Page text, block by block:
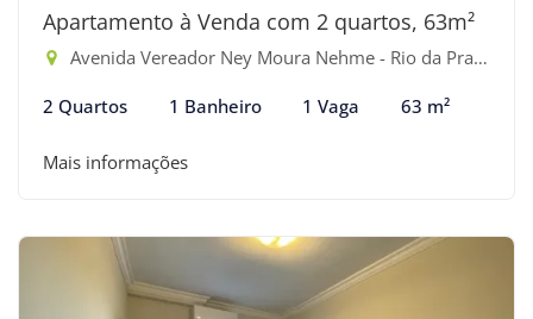
Apartamento à Venda com 2 quartos, 63m²
Avenida Vereador Ney Moura Nehme - Rio da Praia, Bertioga-SP
2 Quartos 1 Banheiro 1 Vaga 63 m²
Mais informações